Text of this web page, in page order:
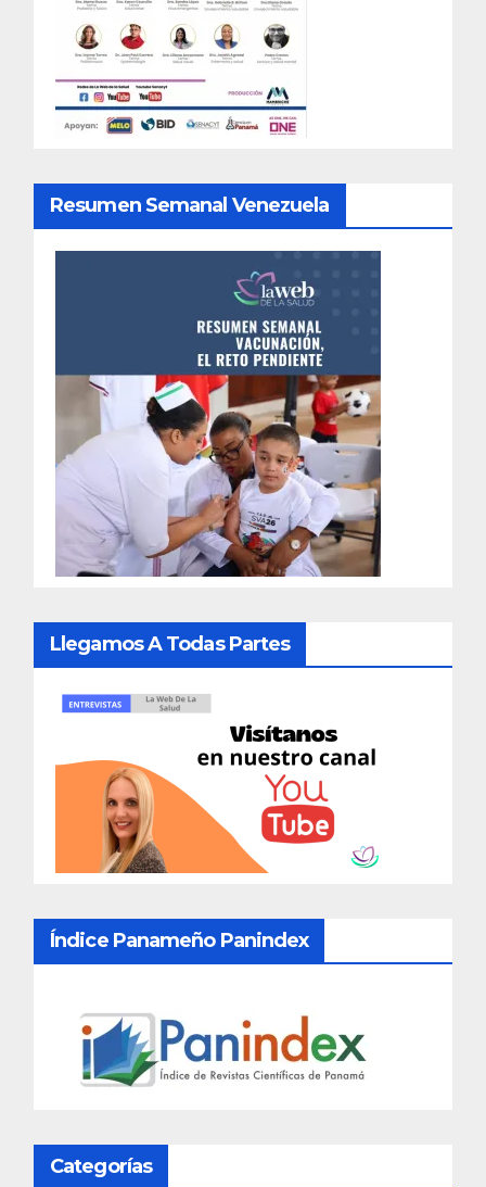
Resumen Semanal Venezuela
Llegamos A Todas Partes
Índice Panameño Panindex
Categorías